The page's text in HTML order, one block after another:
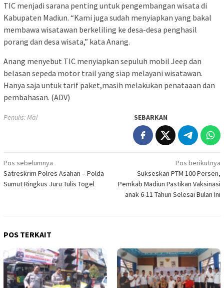
TIC menjadi sarana penting untuk pengembangan wisata di
Kabupaten Madiun. “Kami juga sudah menyiapkan yang bakal
membawa wisatawan berkeliling ke desa-desa penghasil
porang dan desa wisata,” kata Anang.
Anang menyebut TIC menyiapkan sepuluh mobil Jeep dan
belasan sepeda motor trail yang siap melayani wisatawan.
Hanya saja untuk tarif paket,masih melakukan penataaan dan
pembahasan. (ADV)
Penulis: Mal SEBARKAN
Navigasi
pos
Pos sebelumnya
Satreskrim Polres Asahan – Polda
Sumut Ringkus Juru Tulis Togel
Pos berikutnya
Sukseskan PTM 100 Persen,
Pemkab Madiun Pastikan Vaksinasi
anak 6-11 Tahun Selesai Bulan Ini
POS TERKAIT